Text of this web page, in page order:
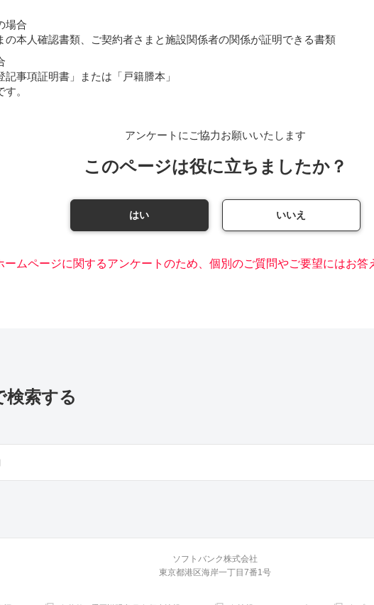
場合
の本人確認書類、ご契約者さまと施設関係者の関係が証明できる書類
記事項証明書」または「戸籍謄本」
。
アンケートにご協力お願いいたします
このページは役に立ちましたか？
はい いいえ
ームページに関するアンケートのため、個別のご質問やご要望にはお答
検索する
ソフトバンク株式会社
東京都港区海岸一丁目7番1号